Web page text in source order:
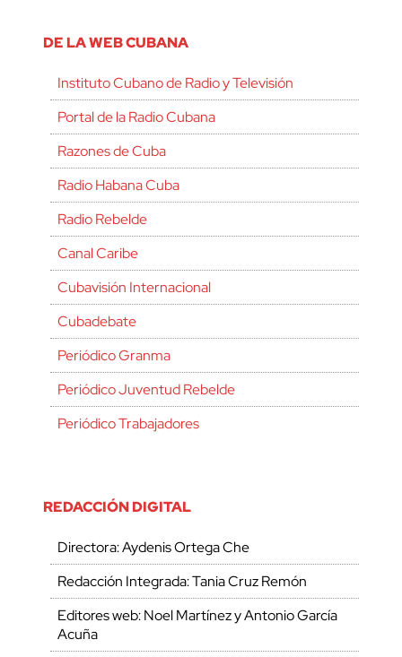
DE LA WEB CUBANA
Instituto Cubano de Radio y Televisión
Portal de la Radio Cubana
Razones de Cuba
Radio Habana Cuba
Radio Rebelde
Canal Caribe
Cubavisión Internacional
Cubadebate
Periódico Granma
Periódico Juventud Rebelde
Periódico Trabajadores
REDACCIÓN DIGITAL
Directora: Aydenis Ortega Che
Redacción Integrada: Tania Cruz Remón
Editores web: Noel Martínez y Antonio García
Acuña